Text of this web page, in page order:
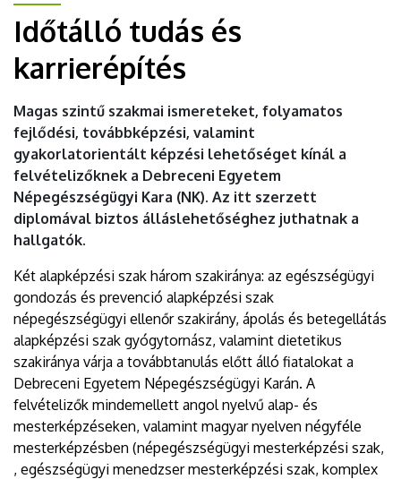
Időtálló tudás és
karrierépítés
Magas szintű szakmai ismereteket, folyamatos
fejlődési, továbbképzési, valamint
gyakorlatorientált képzési lehetőséget kínál a
felvételizőknek a Debreceni Egyetem
Népegészségügyi Kara (NK). Az itt szerzett
diplomával biztos álláslehetőséghez juthatnak a
hallgatók.
Két alapképzési szak három szakiránya: az egészségügyi
gondozás és prevenció alapképzési szak
népegészségügyi ellenőr szakirány, ápolás és betegellátás
alapképzési szak gyógytornász, valamint dietetikus
szakiránya várja a továbbtanulás előtt álló fiatalokat a
Debreceni Egyetem Népegészségügyi Karán. A
felvételizők mindemellett angol nyelvű alap- és
mesterképzéseken, valamint magyar nyelven négyféle
mesterképzésben (népegészségügyi mesterképzési szak,
, egészségügyi menedzser mesterképzési szak, komplex